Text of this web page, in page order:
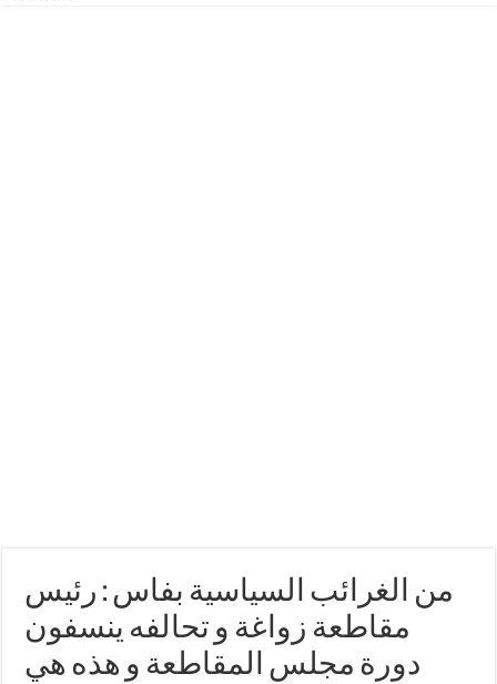
من الغرائب السياسية بفاس : رئيس
مقاطعة زواغة و تحالفه ينسفون
دورة مجلس المقاطعة و هذه هي